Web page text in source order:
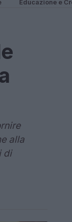
Educazione e
alla
di